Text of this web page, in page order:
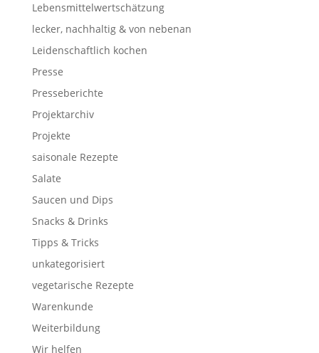
Lebensmittelwertschätzung
lecker, nachhaltig & von nebenan
Leidenschaftlich kochen
Presse
Presseberichte
Projektarchiv
Projekte
saisonale Rezepte
Salate
Saucen und Dips
Snacks & Drinks
Tipps & Tricks
unkategorisiert
vegetarische Rezepte
Warenkunde
Weiterbildung
Wir helfen